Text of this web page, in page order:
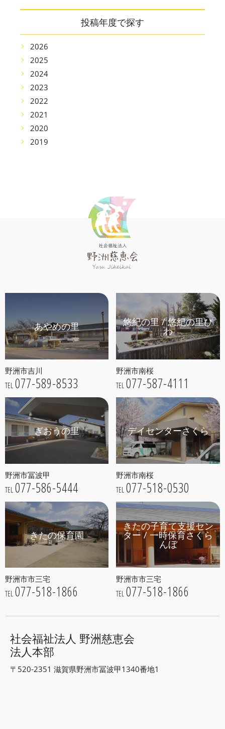
投稿年度で探す
2026
2025
2024
2023
2022
2021
2020
2019
あやめの里
野洲市吉川
TEL 077-589-8533
悠紀の里 / 悠紀の里び
わ
野洲市南桜
TEL 077-587-4111
ぎおうの里
野洲市冨波甲
TEL 077-586-5444
デイセンターさくら
野洲市南桜
TEL 077-518-0530
きたの保育園
野洲市市三宅
TEL 077-518-1866
きたの子育て支援セン
ター / 一時保育さくら
んぼ
野洲市市三宅
TEL 077-518-1866
社会福祉法人 野洲慈恵会
法人本部
〒520-2351 滋賀県野洲市冨波甲1340番地1